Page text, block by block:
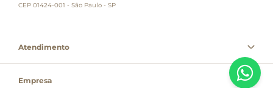
CEP 01424-001 - São Paulo - SP
Atendimento
Empresa